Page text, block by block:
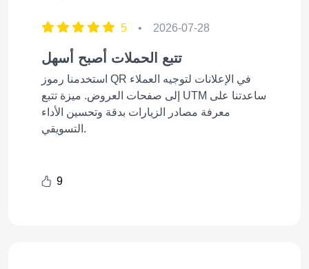
5 • 2026-07-28
تتبع الحملات أصبح أسهل
استخدمنا رموز QR في الإعلانات لتوجيه العملاء
إلى صفحات العروض. ميزة تتبع UTM ساعدتنا على
معرفة مصادر الزيارات بدقة وتحسين الأداء
التسويقي.
9